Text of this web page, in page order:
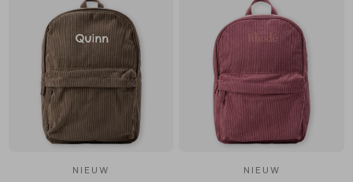
NIEUW NIEUW